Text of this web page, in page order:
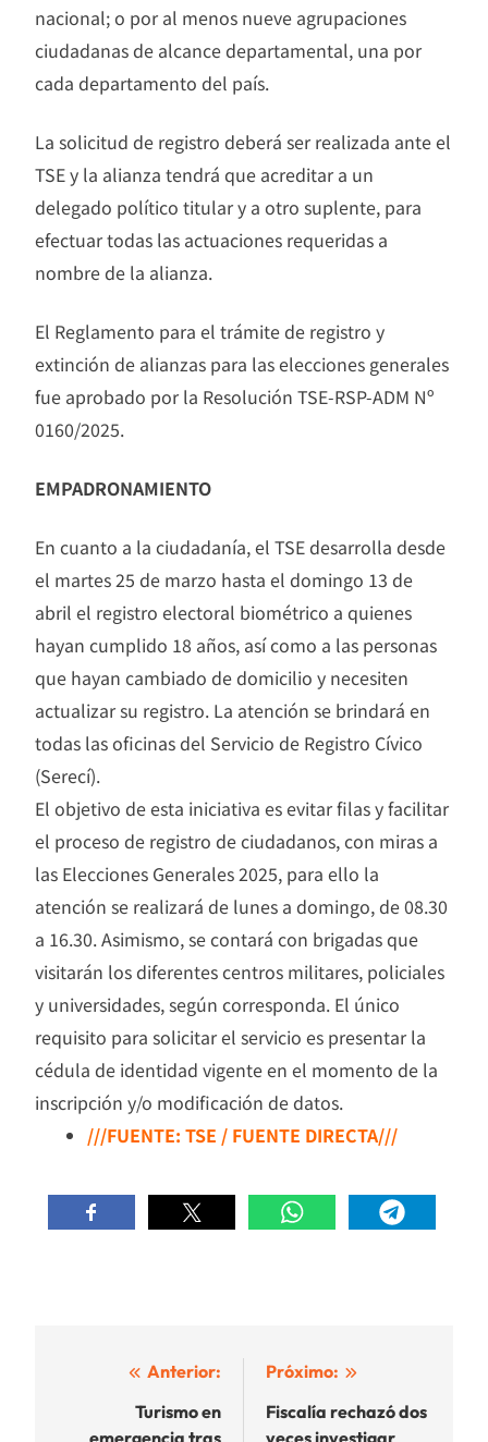
nacional; o por al menos nueve agrupaciones
ciudadanas de alcance departamental, una por
cada departamento del país.
La solicitud de registro deberá ser realizada ante el
TSE y la alianza tendrá que acreditar a un
delegado político titular y a otro suplente, para
efectuar todas las actuaciones requeridas a
nombre de la alianza.
El Reglamento para el trámite de registro y
extinción de alianzas para las elecciones generales
fue aprobado por la Resolución TSE-RSP-ADM Nº
0160/2025.
EMPADRONAMIENTO
En cuanto a la ciudadanía, el TSE desarrolla desde
el martes 25 de marzo hasta el domingo 13 de
abril el registro electoral biométrico a quienes
hayan cumplido 18 años, así como a las personas
que hayan cambiado de domicilio y necesiten
actualizar su registro. La atención se brindará en
todas las oficinas del Servicio de Registro Cívico
(Serecí).
El objetivo de esta iniciativa es evitar filas y facilitar
el proceso de registro de ciudadanos, con miras a
las Elecciones Generales 2025, para ello la
atención se realizará de lunes a domingo, de 08.30
a 16.30. Asimismo, se contará con brigadas que
visitarán los diferentes centros militares, policiales
y universidades, según corresponda. El único
requisito para solicitar el servicio es presentar la
cédula de identidad vigente en el momento de la
inscripción y/o modificación de datos.
///FUENTE: TSE / FUENTE DIRECTA///
Navegación
Anterior:
Turismo en
Próximo:
Fiscalía rechazó dos